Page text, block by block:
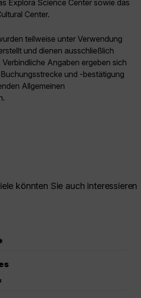
Explora Science Center sowie das
Center.
teilweise unter Verwendung
und dienen ausschließlich
Angaben ergeben sich
und -bestätigung
Allgemeinen
könnten Sie auch interessieren